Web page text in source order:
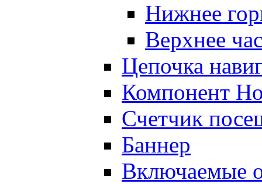
Нижнее
Верхнее
Цепочка
Компонент
Счетчик
Баннер
Включаемые